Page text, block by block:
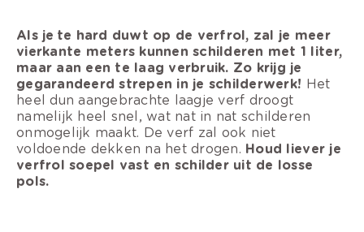
Als je te hard duwt op de verfrol, zal je meer
vierkante meters kunnen schilderen met 1 liter,
maar aan een te laag verbruik. Zo krijg je
gegarandeerd strepen in je schilderwerk! Het
heel dun aangebrachte laagje verf droogt
namelijk heel snel, wat nat in nat schilderen
onmogelijk maakt. De verf zal ook niet
voldoende dekken na het drogen. Houd liever je
verfrol soepel vast en schilder uit de losse
pols.